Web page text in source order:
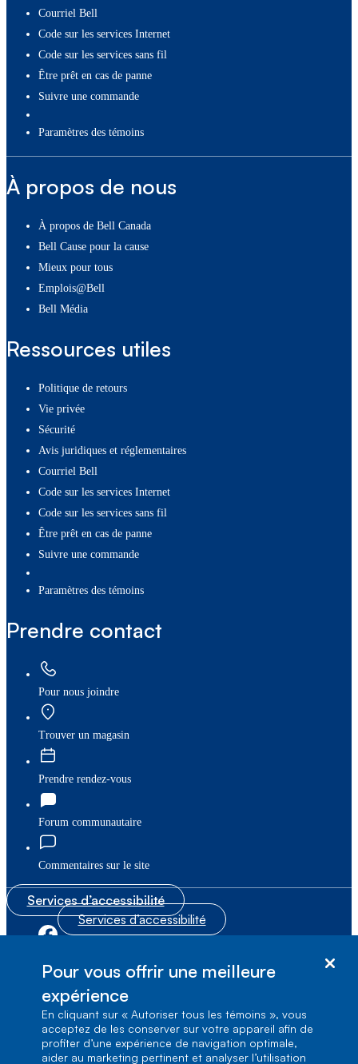
Courriel Bell
Code sur les services Internet
Code sur les services sans fil
Être prêt en cas de panne
Suivre une commande
paramètres des témoins
À propos de nous
À propos de Bell Canada
Bell Cause pour la cause
Mieux pour tous
Emplois@Bell
Bell Média
Ressources utiles
Politique de retours
Vie privée
Sécurité
Avis juridiques et réglementaires
Courriel Bell
Code sur les services Internet
Code sur les services sans fil
Être prêt en cas de panne
Suivre une commande
paramètres des témoins
Prendre contact
Pour nous joindre
Trouver un magasin
Prendre rendez-vous
Forum communautaire
Commentaires sur le site
Services d’accessibilité
Services d’accessibilité
1, carrefour Alexander-Graham-Bell, Aile A-7,
Verdun, Québec, H3E 3B3
Pour vous offrir une meilleure
expérience
En cliquant sur « Autoriser tous les témoins », vous
acceptez de les conserver sur votre appareil afin de
profiter d’une expérience de navigation optimale,
aider au marketing pertinent et analyser l’utilisation